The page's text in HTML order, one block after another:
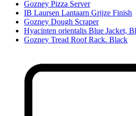
Gozney Pizza Server
IB Laursen Lantaarn Grijze Finish
Gozney Dough Scraper
Hyacinten orientalis Blue Jacket,
Gozney Tread Roof Rack. Black